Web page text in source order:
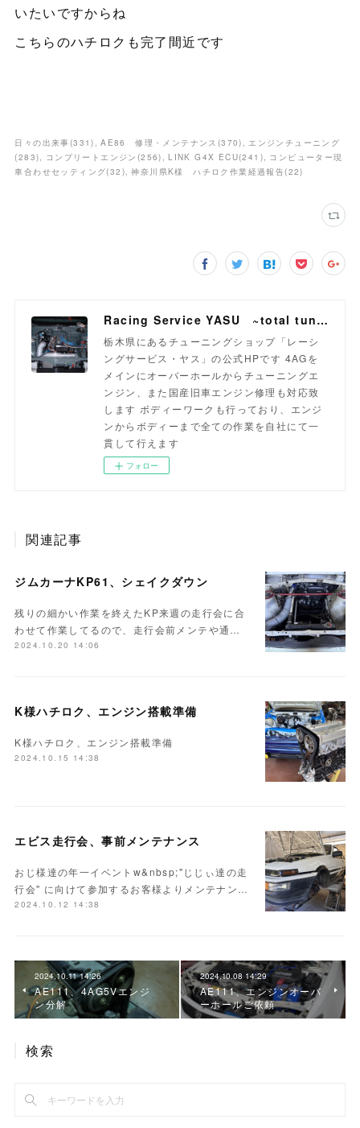
いたいですからね
こちらのハチロクも完了間近です
日々の出来事(331) AE86 修理・メンテナンス (370)
エンジンチューニング
(283) コンプリートエンジン (256) LINK G4X ECU(241 )
コンピューター現
車合わせセッティング(32 ) 神奈川県K様 ハチロク作業経過報告(22)
Racing Service YASU ~total tuning proshop~
栃木県にあるチューニングショップ「レーシ
ングサービス・ヤス」の公式HPです 4AGを
メインにオーバーホールからチューニングエ
ンジン、また国産旧車エンジン修理も対応致
します ボディーワークも行っており、エンジ
ンからボディーまで全ての作業を自社にて一
貫して行えます
フォロー
関連記事
ジムカーナKP61、シェイクダウン
残りの細かい作業を終えたKP来週の走行会に合
わせて作業してるので、走行会前メンテや通…
2024.10.20 14:06
K様ハチロク、エンジン搭載準備
K様ハチロク、エンジン搭載準備
2024.10.15 14:38
エビス走行会、事前メンテナンス
おじ様達の年一イベントw&nbsp;"じじぃ達の走
行会" に向けて参加するお客様よりメンテナン…
2024.10.12 14:38
2024.10.11 14:26
AE111、4AG5Vエンジ
ン分解
2024.10.08 14:29
AE111、エンジンオーバ
ーホールご依頼
検索